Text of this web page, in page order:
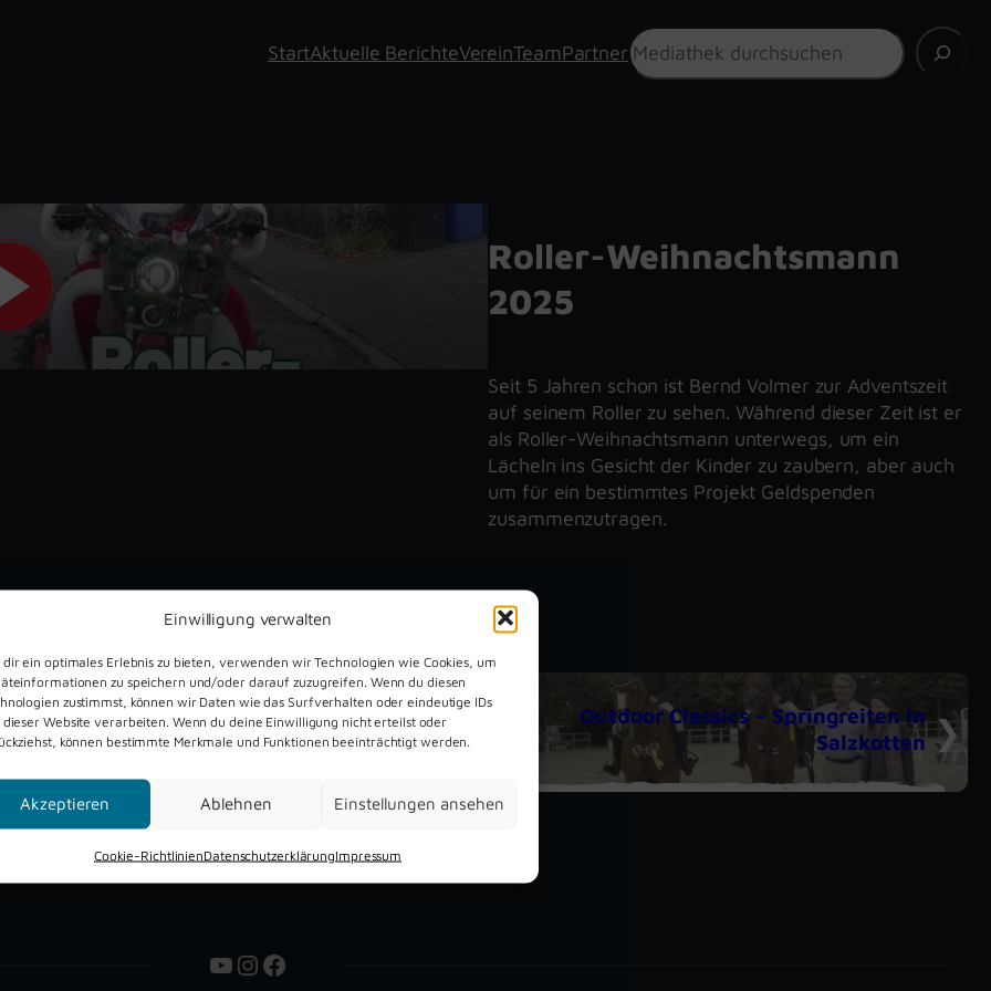
Einwilligung verwalten
dir ein optimales Erlebnis zu bieten, verwenden wir Technologien wie Cookies, um
zu speichern und/oder darauf zuzugreifen. Wenn du diesen
zustimmst, können wir Daten wie das Surfverhalten oder eindeutige IDs
Website verarbeiten. Wenn du deine Einwilligung nicht erteilst oder
können bestimmte Merkmale und Funktionen beeinträchtigt werden.
Akzeptieren Ablehnen Einstellungen ansehen
Cookie-RichtlinienDatenschutzerklärungImpressum
StartAktuelle BerichteVereinTeamPartner
Suchen
Roller-Weihnachtsmann
2025
Seit 5 Jahren schon ist Bernd Volmer zur Adventszeit
auf seinem Roller zu sehen. Während dieser Zeit ist er
als Roller-Weihnachtsmann unterwegs, um ein
Lächeln ins Gesicht der Kinder zu zaubern, aber auch
um für ein bestimmtes Projekt Geldspenden
zusammenzutragen.
Dreckburg Open Air 2026
Outdoor Classics – Springreiten in
Salzkotten
YouTube
Instagram
Facebook